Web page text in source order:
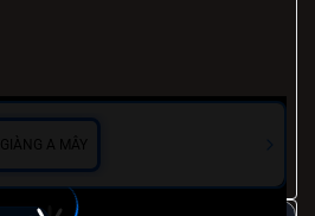
GIÀNG A MÂY